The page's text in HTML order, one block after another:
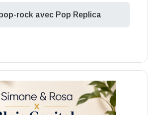
rock avec Pop Replica